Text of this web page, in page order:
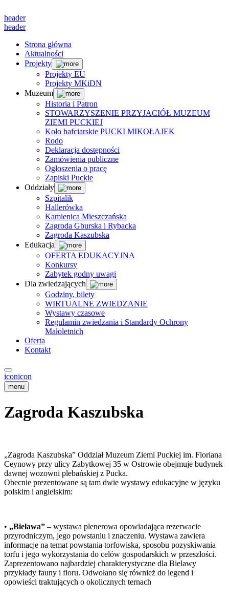
header
header
Strona główna
Aktualności
Projekty
Projekty EU
Projekty MKiDN
Muzeum
Historia i Patron
STOWARZYSZENIE PRZYJACIÓŁ MUZEUM
ZIEMI PUCKIEJ
Koło hafciarskie PUCKI MIKOŁAJEK
Rodo
Deklaracja dostępności
Zamówienia publiczne
Ogłoszenia o pracę
Zapiski Puckie
Oddziały
Szpitalik
Hallerówka
Kamienica Mieszczańska
Zagroda Gburska i Rybacka
Zagroda Kaszubska
Edukacja
OFERTA EDUKACYJNA
Konkursy
Zabytek godny uwagi
Dla zwiedzających
Godziny, bilety
WIRTUALNE ZWIEDZANIE
Wystawy czasowe
Regulamin zwiedzania i Standardy Ochrony
Małoletnich
Oferta
Kontakt
iconicon
menu
Zagroda Kaszubska
„Zagroda Kaszubska” Oddział Muzeum Ziemi Puckiej im. Floriana
Ceynowy przy ulicy Zabytkowej 35 w Ostrowie obejmuje budynek
dawnej wozowni plebańskiej z Pucka.
Obecnie prezentowane są tam dwie wystawy edukacyjne w języku
polskim i angielskim:
• „Bielawa” – wystawa plenerowa opowiadająca rezerwacie
przyrodniczym, jego powstaniu i znaczeniu. Wystawa zawiera
informacje na temat powstania torfowiska, sposobu pozyskiwania
torfu i jego wykorzystania do celów gospodarskich w przeszłości.
Zaprezentowano najbardziej charakterystyczne dla Bielawy
przykłady fauny i floru. Odwołano się również do legend i
opowieści traktujących o okolicznych ternach